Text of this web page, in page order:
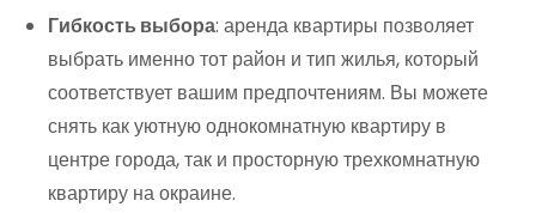
Гибкость выбора: аренда квартиры позволяет
выбрать именно тот район и тип жилья, который
соответствует вашим предпочтениям. Вы можете
снять как уютную однокомнатную квартиру в
центре города, так и просторную трехкомнатную
квартиру на окраине.